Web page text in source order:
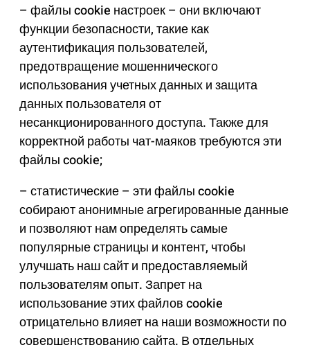
– файлы cookie настроек – они включают
функции безопасности, такие как
аутентификация пользователей,
предотвращение мошеннического
использования учетных данных и защита
данных пользователя от
несанкционированного доступа. Также для
корректной работы чат-маяков требуются эти
файлы cookie;
– статистические – эти файлы cookie
собирают анонимные агрегированные данные
и позволяют нам определять самые
популярные страницы и контент, чтобы
улучшать наш сайт и предоставляемый
пользователям опыт. Запрет на
использование этих файлов cookie
отрицательно влияет на наши возможности по
совершенствованию сайта. В отдельных